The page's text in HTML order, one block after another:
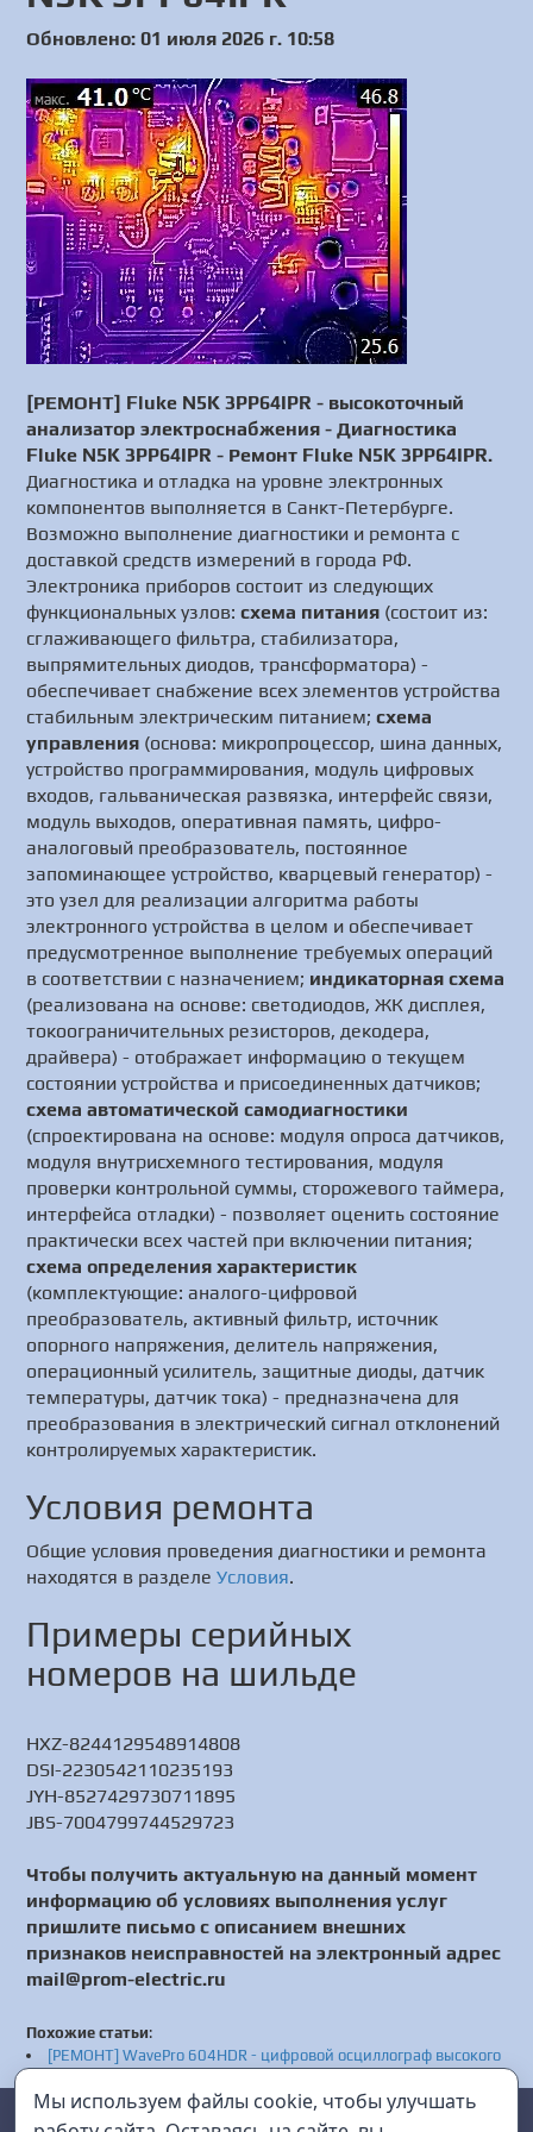
Обновлено: 01 июля 2026 г. 10:58
[РЕМОНТ] Fluke N5K 3PP64IPR - высокоточный
анализатор электроснабжения - Диагностика
Fluke N5K 3PP64IPR - Ремонт Fluke N5K 3PP64IPR.
Диагностика и отладка на уровне электронных
компонентов выполняется в Санкт-Петербурге.
Возможно выполнение диагностики и ремонта с
доставкой средств измерений в города РФ.
Электроника приборов состоит из следующих
функциональных узлов:схема питания (состоит из:
сглаживающего фильтра, стабилизатора,
выпрямительных диодов, трансформатора) -
обеспечивает снабжение всех элементов устройства
стабильным электрическим питанием;схема
управления (основа: микропроцессор, шина данных,
устройство программирования, модуль цифровых
входов, гальваническая развязка, интерфейс связи,
модуль выходов, оперативная память, цифро-
аналоговый преобразователь, постоянное
запоминающее устройство, кварцевый генератор) -
это узел для реализации алгоритма работы
электронного устройства в целом и обеспечивает
предусмотренное выполнение требуемых операций
в соответствии с назначением; индикаторная схема
(реализована на основе: светодиодов, ЖК дисплея,
токоограничительных резисторов, декодера,
драйвера) - отображает информацию о текущем
состоянии устройства и присоединенных датчиков;
схема автоматической самодиагностики
(спроектирована на основе: модуля опроса датчиков,
модуля внутрисхемного тестирования, модуля
проверки контрольной суммы, сторожевого таймера,
интерфейса отладки) - позволяет оценить состояние
практически всех частей при включении питания;
схема определения характеристик
(комплектующие: аналого-цифровой
преобразователь, активный фильтр, источник
опорного напряжения, делитель напряжения,
операционный усилитель, защитные диоды, датчик
температуры, датчик тока) - предназначена для
преобразования в электрический сигнал отклонений
контролируемых характеристик.
Условия ремонта
Общие условия проведения диагностики и ремонта
находятся в разделеУсловия.
Примеры серийных
номеров на шильде
HXZ-8244129548914808
DSI-2230542110235193
JYH-8527429730711895
JBS-7004799744529723
Чтобы получить актуальную на данный момент
информацию об условиях выполнения услуг
пришлите письмо с описанием внешних
признаков неисправностей на электронный адрес
mail@prom-electric.ru
Похожие статьи:
[РЕМОНТ] WavePro 604HDR - цифровой осциллограф высокого
604HDR
[РЕМОНТ] АКИП-3409/5 - генератор сигналов специальной
Prom Electric г. Санкт-Петербург
Мы используем файлы cookie, чтобы улучшать